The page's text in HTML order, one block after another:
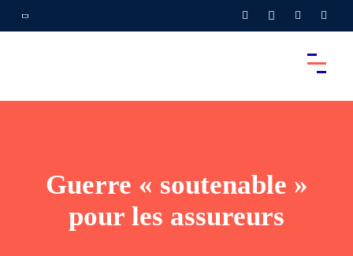
Guerre « soutenable »
pour les assureurs